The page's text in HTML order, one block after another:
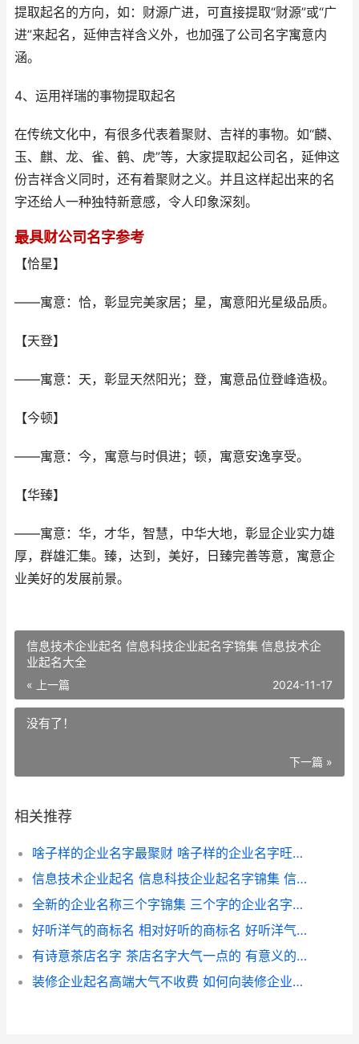
提取起名的方向，如：财源广进，可直接提取“财源”或“广
进”来起名，延伸吉祥含义外，也加强了公司名字寓意内
涵。
4、运用祥瑞的事物提取起名
在传统文化中，有很多代表着聚财、吉祥的事物。如“麟、
玉、麒、龙、雀、鹤、虎”等，大家提取起公司名，延伸这
份吉祥含义同时，还有着聚财之义。并且这样起出来的名
字还给人一种独特新意感，令人印象深刻。
最具财公司名字参考
【恰星】
——寓意：恰，彰显完美家居；星，寓意阳光星级品质。
【天登】
——寓意：天，彰显天然阳光；登，寓意品位登峰造极。
【今顿】
——寓意：今，寓意与时俱进；顿，寓意安逸享受。
【华臻】
——寓意：华，才华，智慧，中华大地，彰显企业实力雄
厚，群雄汇集。臻，达到，美好，日臻完善等意，寓意企
业美好的发展前景。
信息技术企业起名 信息科技企业起名字锦集 信息技术企
业起名大全
« 上一篇 2024-11-17
没有了！
下一篇 »
相关推荐
啥子样的企业名字最聚财 啥子样的企业名字旺财 啥子样的企业名字好听
信息技术企业起名 信息科技企业起名字锦集 信息技术企业起名大全
全新的企业名称三个字锦集 三个字的企业名字叫啥子 全新的企业名称是什么
好听洋气的商标名 相对好听的商标名 好听洋气的商标名称大全
有诗意茶店名字 茶店名字大气一点的 有意义的茶店名字
装修企业起名高端大气不收费 如何向装修企业取名字 装修企业起名高级大气